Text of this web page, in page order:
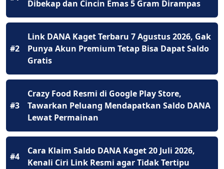
Dibekap dan Cincin Emas 5 Gram Dirampas
#2
Link DANA Kaget Terbaru 7 Agustus 2026, Gak
Punya Akun Premium Tetap Bisa Dapat Saldo
Gratis
#3
Crazy Food Resmi di Google Play Store,
Tawarkan Peluang Mendapatkan Saldo DANA
Lewat Permainan
#4
Cara Klaim Saldo DANA Kaget 20 Juli 2026,
Kenali Ciri Link Resmi agar Tidak Tertipu